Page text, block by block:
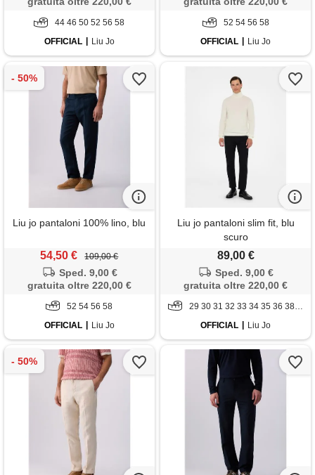
44 46 50 52 56 58
OFFICIAL
Liu Jo
52 54 56 58
OFFICIAL
Liu Jo
Liu jo pantaloni 100% lino, blu
54,50 € 109,00 €
Sped. 9,00 €
gratuita oltre 220,00 €
52 54 56 58
OFFICIAL
Liu Jo
Liu jo pantaloni slim fit, blu
scuro
89,00 €
Sped. 9,00 €
gratuita oltre 220,00 €
29 30 31 32 33 34 35 36 38 40
OFFICIAL
Liu Jo